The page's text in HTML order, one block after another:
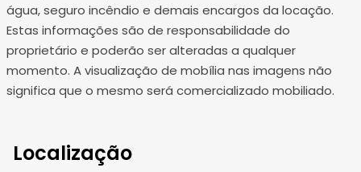
água, seguro incêndio e demais encargos da locação.
Estas informações são de responsabilidade do
proprietário e poderão ser alteradas a qualquer
momento. A visualização de mobília nas imagens não
significa que o mesmo será comercializado mobiliado.
Localização